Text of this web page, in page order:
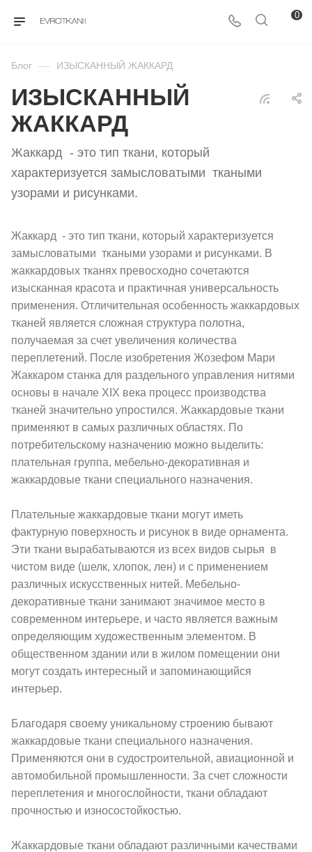
0
Блог — ИЗЫСКАННЫЙ ЖАККАРД
ИЗЫСКАННЫЙ
ЖАККАРД
Жаккард - это тип ткани, который
характеризуется замысловатыми ткаными
узорами и рисунками.
Жаккард - это тип ткани, который характеризуется
замысловатыми ткаными узорами и рисунками. В
жаккардовых тканях превосходно сочетаются
изысканная красота и практичная универсальность
применения. Отличительная особенность жаккардовых
тканей является сложная структура полотна,
получаемая за счет увеличения количества
переплетений. После изобретения Жозефом Мари
Жаккаром станка для раздельного управления нитями
основы в начале XIX века процесс производства
тканей значительно упростился. Жаккардовые ткани
применяют в самых различных областях. По
потребительскому назначению можно выделить:
плательная группа, мебельно-декоративная и
жаккардовые ткани специального назначения.
Плательные жаккардовые ткани могут иметь
фактурную поверхность и рисунок в виде орнамента.
Эти ткани вырабатываются из всех видов сырья в
чистом виде (шелк, хлопок, лен) и с применением
различных искусственных нитей. Мебельно-
декоративные ткани занимают значимое место в
современном интерьере, и часто является важным
определяющим художественным элементом. В
общественном здании или в жилом помещении они
могут создать интересный и запоминающийся
интерьер.
Благодаря своему уникальному строению бывают
жаккардовые ткани специального назначения.
Применяются они в судостроительной, авиационной и
автомобильной промышленности. За счет сложности
переплетения и многослойности, ткани обладают
прочностью и износостойкостью.
Жаккардовые ткани обладают различными качествами